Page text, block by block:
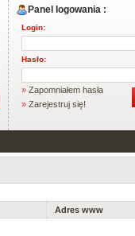
Panel logowania :
Login:
Hasło:
» Zapomniałem hasła
» Zarejestruj się!
Adres www